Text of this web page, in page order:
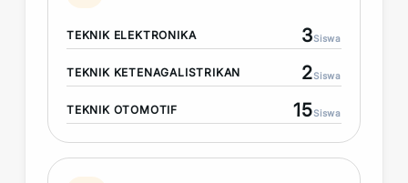
TEKNIK ELEKTRONIKA 3Siswa
TEKNIK KETENAGALISTRIKAN 2Siswa
TEKNIK OTOMOTIF 15Siswa